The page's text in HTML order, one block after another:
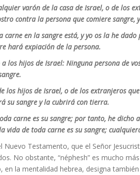
varón de la casa de Israel, o de los
contra la persona que comiere sangre,
carne en la sangre está, y yo os la he
hará expiación de la persona.
los hijos de Israel: Ninguna persona de
los hijos de Israel, o de los extranjeros
su sangre y la cubrirá con tierra.
carne es su sangre; por tanto, he dicho
vida de toda carne es su sangre;
Nuevo Testamento, que el Señor
No obstante, “néphesh” es mucho
en la mentalidad hebrea, designa